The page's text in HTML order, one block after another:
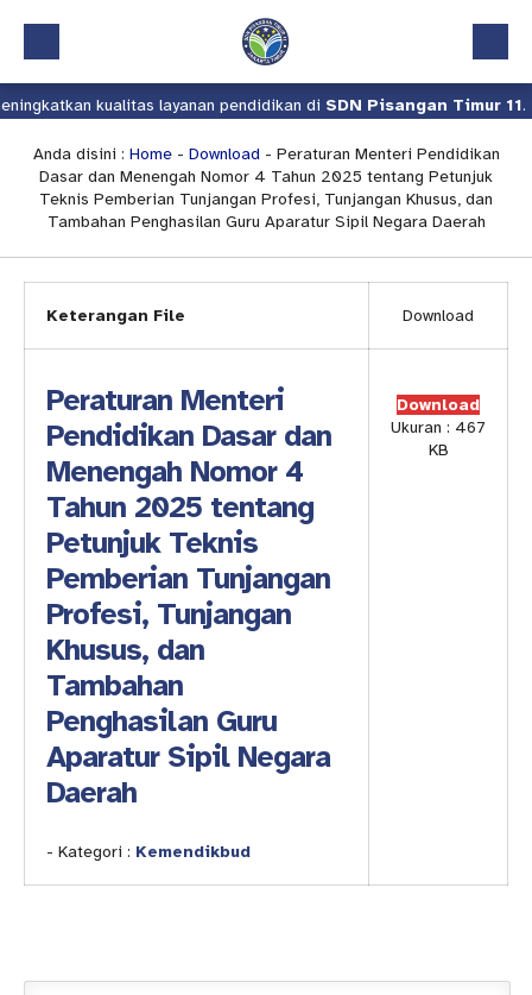
Beranda
Profil
Kalender Akademik
Aplikasi
UKS
Lapor
kualitas layanan pendidikan diSDN Pisangan Timur 11.
Anda disini : Home- Download- Peraturan Menteri Pendidikan
Dasar dan Menengah Nomor 4 Tahun 2025 tentang Petunjuk
Teknis Pemberian Tunjangan Profesi, Tunjangan Khusus, dan
Tambahan Penghasilan Guru Aparatur Sipil Negara Daerah
Keterangan File Download
Peraturan Menteri
Pendidikan Dasar dan
Menengah Nomor 4
Tahun 2025 tentang
Petunjuk Teknis
Pemberian Tunjangan
Profesi, Tunjangan
Khusus, dan
Tambahan
Penghasilan Guru
Aparatur Sipil Negara
Daerah
- Kategori : Kemendikbud
Download
Ukuran : 467
KB